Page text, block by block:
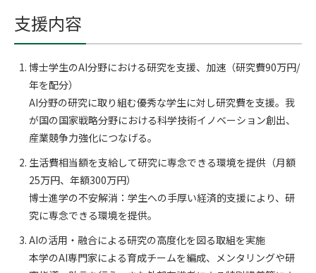
支援内容
博士学生のAI分野における研究を支援、加速（研究費90万円/
年を配分）
AI分野の研究に取り組む優秀な学生に対し研究費を支援。我
が国の国家戦略分野における科学技術イノベーション創出、
産業競争力強化につなげる。
生活費相当額を支給して研究に専念できる環境を提供（月額
25万円、年額300万円）
博士進学の不安解消：学生への手厚い経済的支援により、研
究に専念できる環境を提供。
AIの活用・融合による研究の高度化を図る取組を実施
本学のAI専門家による育成チームを編成、メンタリングや研